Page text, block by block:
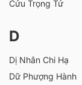
Cửu Trọng Tử
D
Dị Nhân Chi Hạ
Dữ Phượng Hành